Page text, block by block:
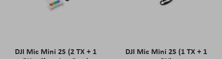
DJI Mic Mini 2S (2 TX + 1
DJI Mic Mini 2S (1 TX + 1